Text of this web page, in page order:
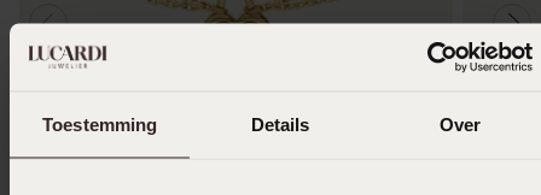
Toestemming Details Over
Waterproof